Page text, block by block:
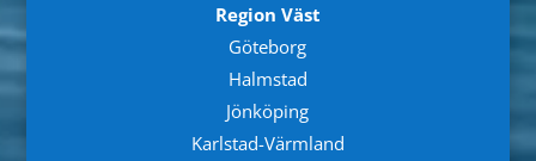
Region Väst
Göteborg
Halmstad
Jönköping
Karlstad-Värmland